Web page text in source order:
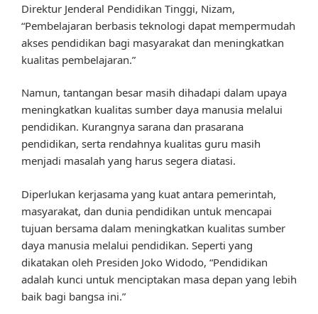
Direktur Jenderal Pendidikan Tinggi, Nizam,
“Pembelajaran berbasis teknologi dapat mempermudah
akses pendidikan bagi masyarakat dan meningkatkan
kualitas pembelajaran.”
Namun, tantangan besar masih dihadapi dalam upaya
meningkatkan kualitas sumber daya manusia melalui
pendidikan. Kurangnya sarana dan prasarana
pendidikan, serta rendahnya kualitas guru masih
menjadi masalah yang harus segera diatasi.
Diperlukan kerjasama yang kuat antara pemerintah,
masyarakat, dan dunia pendidikan untuk mencapai
tujuan bersama dalam meningkatkan kualitas sumber
daya manusia melalui pendidikan. Seperti yang
dikatakan oleh Presiden Joko Widodo, “Pendidikan
adalah kunci untuk menciptakan masa depan yang lebih
baik bagi bangsa ini.”